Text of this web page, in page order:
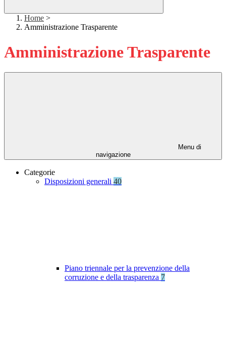
Home >
Amministrazione Trasparente
Amministrazione Trasparente
Menu di
navigazione
Categorie
Disposizioni generali 40
Piano triennale per la prevenzione della
corruzione e della trasparenza 7